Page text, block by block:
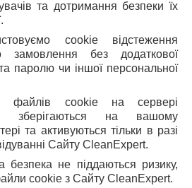
та дотримання безпеки їх
cookie відстеження
замовлення без додаткової
та паролю чи іншої персональної
файлів cookie на сервері
зберігаються на вашому
та активуються тільки в разі
Сайту CleanExpert.
безпека не піддаються ризику,
cookie з Сайту CleanExpert.